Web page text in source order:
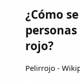
¿Cómo
rojo?
Pelirrojo -